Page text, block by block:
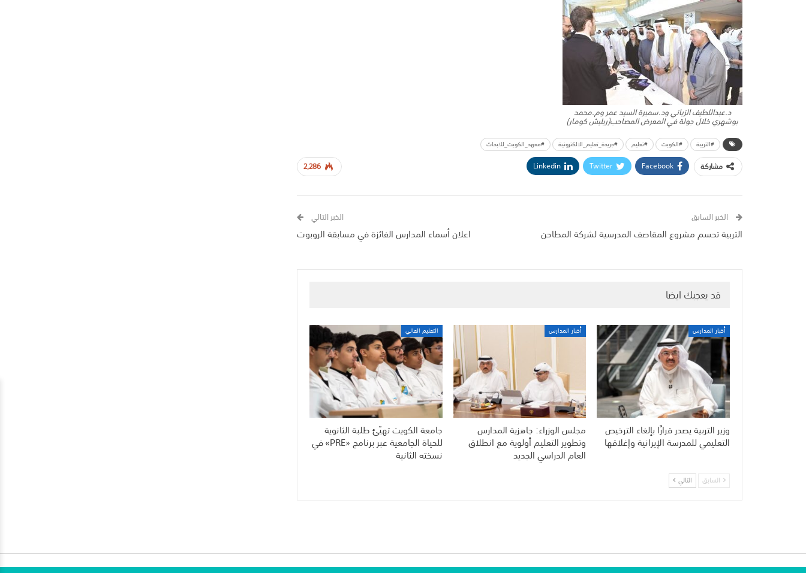
د.عبداللطيف الزياني ود.سميرة السيد عمر وم.محمد
بوشهري خلال جولة في المعرض المصاحب(ريليش كومار)
#التربية #الكويت #تعليم #جريدة_تعليم_الالكترونية #معهد_الكويت_للابحاث
2,286 مشاركة Facebook
Twitter
Linkedin
الخبر السابق
التربية تحسم مشروع المقاصف المدرسية لشركة المطاحن
الخبر التالي
اعلان أسماء المدارس الفائزة في مسابقة الروبوت
قد يعجبك ايضا
أخبار المدارس
وزير التربية يصدر قرارًا بإلغاء الترخيص
التعليمي للمدرسة الإيرانية وإغلاقها
أخبار المدارس
مجلس الوزراء: جاهزية المدارس
وتطوير التعليم أولوية مع انطلاق
العام الدراسي الجديد
التعليم العالي
جامعة الكويت تهيّئ طلبة الثانوية
للحياة الجامعية عبر برنامج «PRE» في
نسخته الثانية
السابق التالي